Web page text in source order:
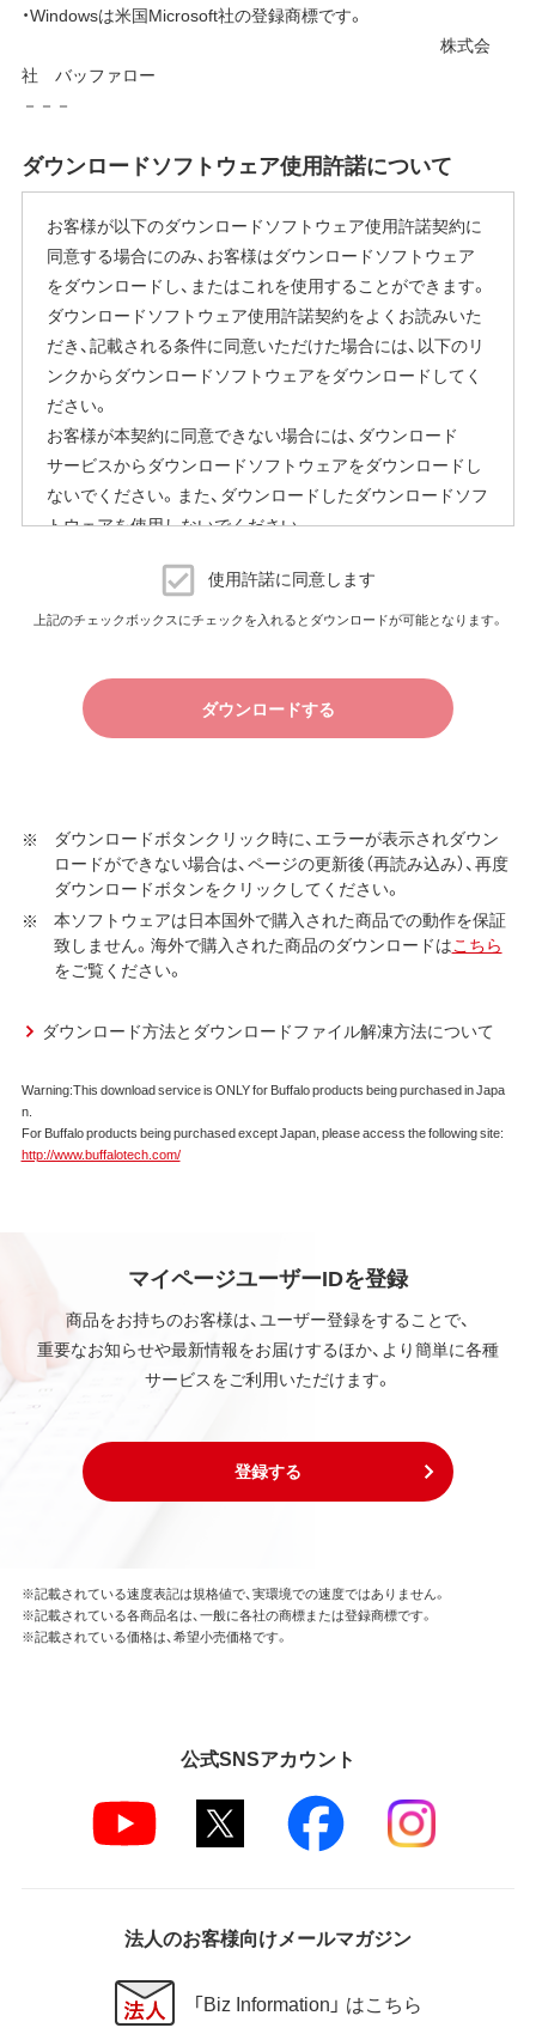
・Windowsは米国Microsoft社の登録商標です。
株式会
社 バッファロー
－－－
ダウンロードソフトウェア使用許諾について
お客様が以下のダウンロードソフトウェア使用許諾契約に
同意する場合にのみ、お客様はダウンロードソフトウェア
をダウンロードし、またはこれを使用することができます。
ダウンロードソフトウェア使用許諾契約をよくお読みいた
だき、記載される条件に同意いただけた場合には、以下のリ
ンクからダウンロードソフトウェアをダウンロードしてく
ださい。
お客様が本契約に同意できない場合には、ダウンロード
サービスからダウンロードソフトウェアをダウンロードし
ないでください。また、ダウンロードしたダウンロードソフ
トウェアを使用しないでください。
ダウンロードソフトウェア使用許諾契約
（株）バッファロー（以下、弊社といいます）は、お客様がダウ
す）に同意し、ご購入いただいた商品（以下、購入商品といい
ます）について弊社が保証契約に基づく修理を実施する際
の条件である保証契約約款、およびそれに含まれるソフト
社ダウンロードサービスに提供される、全てのソフトウェ
ア（ユーティリティ・ファームウェア・ドライバなど）を含み
以下、本ソフトウェアといいます）の使用を許諾いたしま
す。
第1条 使用許諾
使用をお客様に非専属的に許諾します。
第2条 知的所有権
する法律ならびに条約によって保護されています。
本ソフトウェアは、本契約に規定される条件のもとで
本ソフトウェアに対する知的所有権に関する表示を
削除してはならないものとします。
第3条 使用制限
本ソフトウェアの用途は、購入商品またはその添付ソ
り、逆アセンブル、逆コンパイル、リバースエンジニア
リング、その他の修正を本ソフトウェアに加えること
はできません。
す。
第4条 保証
弊社は、データの消失、業務の中断、逸失利益、精神的
損害等を含め、本ソフトウェアの使用または使用不能
に起因する直接的、間接的、特別、偶発的、結果的、そ
第6条 輸出規制
本契約の締結により、お客様は下記事項に同意するも
使用許諾に同意します
上記のチェックボックスにチェックを入れるとダウンロードが可能となります。
ダウンロードする
ダウンロードボタンクリック時に、エラーが表示されダウン
ロードができない場合は、ページの更新後（再読み込み）、再度
ダウンロードボタンをクリックしてください。
本ソフトウェアは日本国外で購入された商品での動作を保証
致しません。海外で購入された商品のダウンロードはこちら
をご覧ください。
ダウンロード方法とダウンロードファイル解凍方法について
Warning:This download service is ONLY for Buffalo products being purchased in Japa
n.
For Buffalo products being purchased except Japan, please access the following site:
http://www.buffalotech.com/
マイページユーザーIDを登録
商品をお持ちのお客様は、ユーザー登録をすることで、
重要なお知らせや最新情報をお届けするほか、より簡単に各種
サービスをご利用いただけます。
登録する
※記載されている速度表記は規格値で、実環境での速度ではありません。
※記載されている各商品名は、一般に各社の商標または登録商標です。
※記載されている価格は、希望小売価格です。
公式SNSアカウント
法人のお客様向けメールマガジン
「Biz Information」 はこちら